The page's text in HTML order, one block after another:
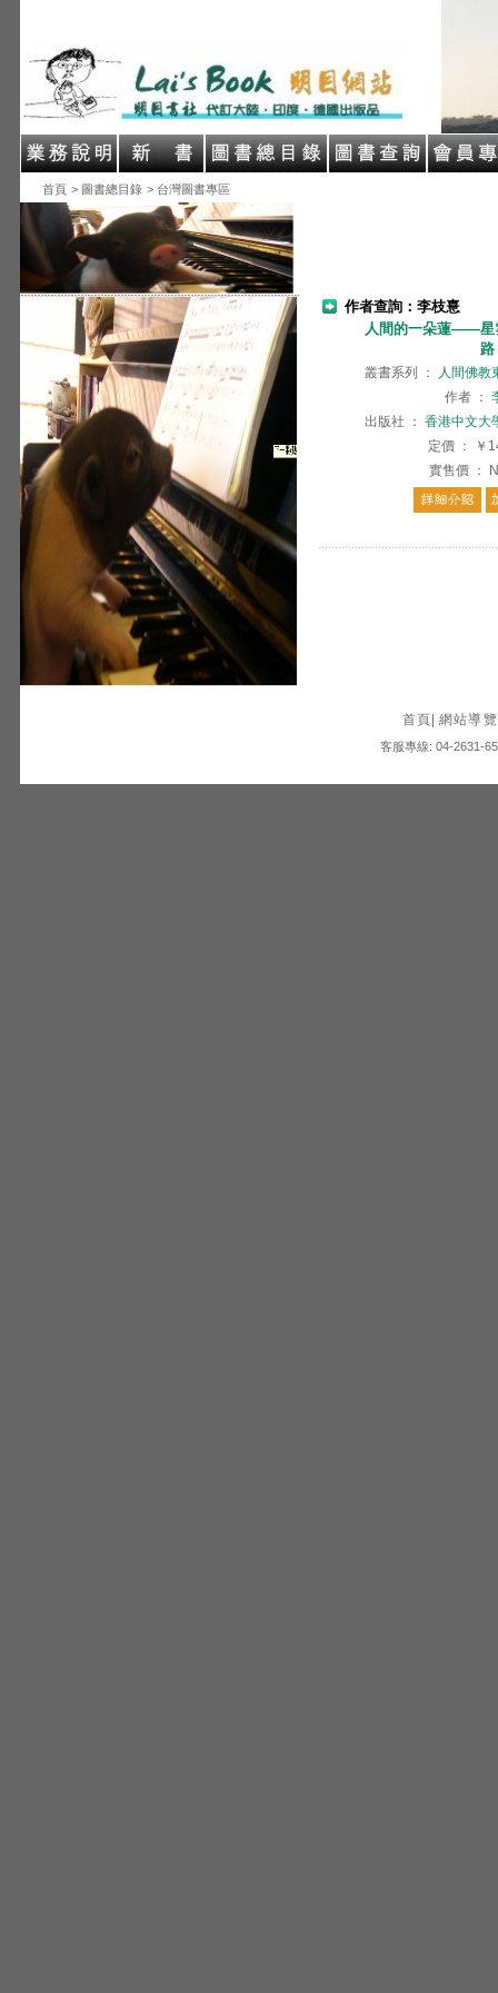
首頁 > 圖書總目錄 > 台灣圖書專區
作者查詢：李枝憙
人間的一朵蓮——星
路
叢書系列 ：
人間佛教
作者 ：
出版社
： 香港中文大
定價 ：
￥
實售價 ：
首頁 網站導覽
客服專線: 04-2631-